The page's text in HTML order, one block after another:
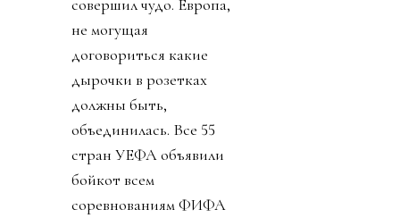
совершил чудо. Европа,
не могущая
договориться какие
дырочки в розетках
должны быть,
объединилась. Все 55
стран УЕФА объявили
бойкот всем
соревнованиям ФИФА